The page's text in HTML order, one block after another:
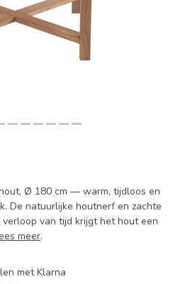
Ø 180 cm — warm, tijdloos en
De natuurlijke houtnerf en zachte
van tijd krijgt het hout een
meer.
met Klarna